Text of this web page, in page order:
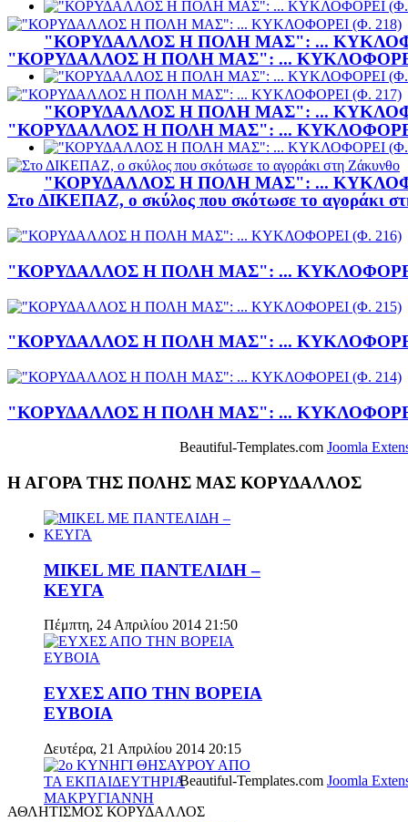
"ΚΟΡΥΔΑΛΛΟΣ Η ΠΟΛΗ ΜΑΣ": ...
"ΚΟΡΥΔΑΛΛΟΣ Η ΠΟΛΗ ΜΑΣ": ...
"ΚΟΡΥΔΑΛΛΟΣ Η ΠΟΛΗ ΜΑΣ": ...
"ΚΟΡΥΔΑΛΛΟΣ Η ΠΟΛΗ ΜΑΣ": ...
"ΚΟΡΥΔΑΛΛΟΣ Η ΠΟΛΗ ΜΑΣ": ...
Στο ΔΙΚΕΠΑΖ, ο σκύλος που σκότωσε το αγοράκι
"ΚΟΡΥΔΑΛΛΟΣ Η ΠΟΛΗ ΜΑΣ": ...
"ΚΟΡΥΔΑΛΛΟΣ Η ΠΟΛΗ ΜΑΣ": ...
"ΚΟΡΥΔΑΛΛΟΣ Η ΠΟΛΗ ΜΑΣ": ...
Beautiful-Templates.com Joomla
Η ΑΓΟΡΑ ΤΗΣ ΠΟΛΗΣ ΜΑΣ ΚΟΡΥΔΑΛΛΟΣ
MIKEL ΜΕ ΠΑΝΤΕΛΙΔΗ –
ΚΕΥΓΑ
Πέμπτη, 24 Απριλίου 2014 21:50
ΕΥΧΕΣ ΑΠΟ ΤΗΝ ΒΟΡΕΙΑ
ΕΥΒΟΙΑ
Δευτέρα, 21 Απριλίου 2014 20:15
Beautiful-Templates.com Joomla
ΑΘΛΗΤΙΣΜΟΣ ΚΟΡΥΔΑΛΛΟΣ